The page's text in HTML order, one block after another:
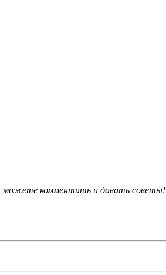
можете комментить и давать советы!